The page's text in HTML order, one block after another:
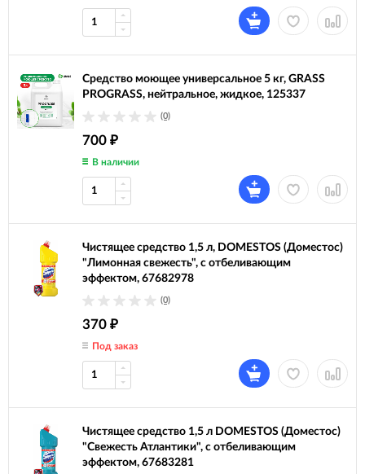
Средство моющее универсальное 5 кг, GRASS
PROGRASS, нейтральное, жидкое, 125337
(0)
700 ₽
В наличии
Чистящее средство 1,5 л, DOMESTOS (Доместос)
"Лимонная свежесть", с отбеливающим
эффектом, 67682978
(0)
370 ₽
Под заказ
Чистящее средство 1,5 л DOMESTOS (Доместос)
"Свежесть Атлантики", с отбеливающим
эффектом, 67683281